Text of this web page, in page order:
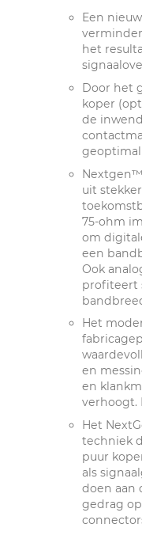
Een
het
Door het
koper
de
Nextgen™
​​uit
75-ohm
om
een
Ook
profiteert
Het
en
en
verhoogt.
Het
techniek
puur
als
doen aan
gedrag